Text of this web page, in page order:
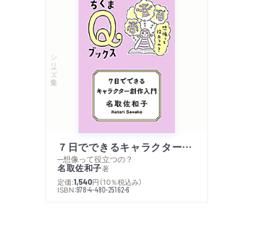
シリーズ・全集
７日でできるキャラクター創作入門
─想像って役立つの？
名取佐和子著
定価:1,540円 （10％税込み）
ISBN:978-4-480-25162-6